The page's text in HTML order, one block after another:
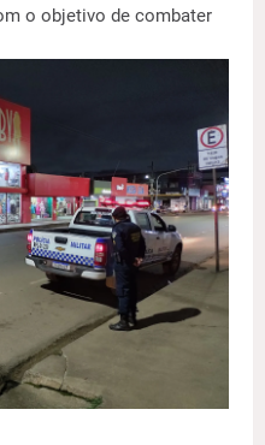
o objetivo de combater